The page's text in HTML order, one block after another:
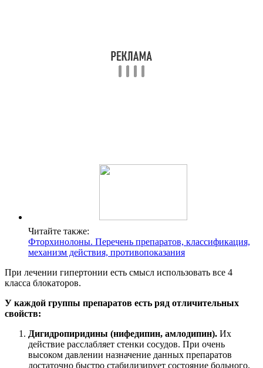
Читайте также:
Фторхинолоны. Перечень препаратов, классификация,
механизм действия, противопоказания
При лечении гипертонии есть смысл использовать все 4
класса блокаторов.
У каждой группы препаратов есть ряд отличительных
свойств:
Дигидропиридины (нифедипин, амлодипин). Их
действие расслабляет стенки сосудов. При очень
высоком давлении назначение данных препаратов
достаточно быстро стабилизирует состояние больного.